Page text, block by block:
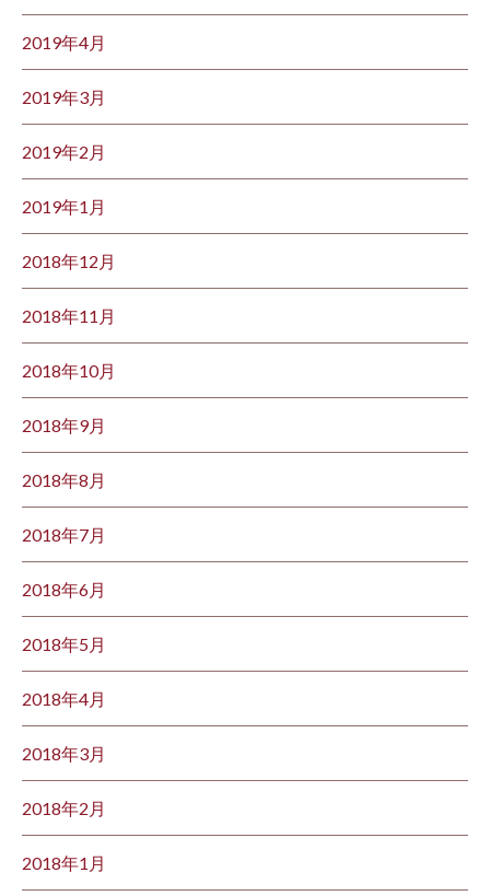
2019年4月
2019年3月
2019年2月
2019年1月
2018年12月
2018年11月
2018年10月
2018年9月
2018年8月
2018年7月
2018年6月
2018年5月
2018年4月
2018年3月
2018年2月
2018年1月